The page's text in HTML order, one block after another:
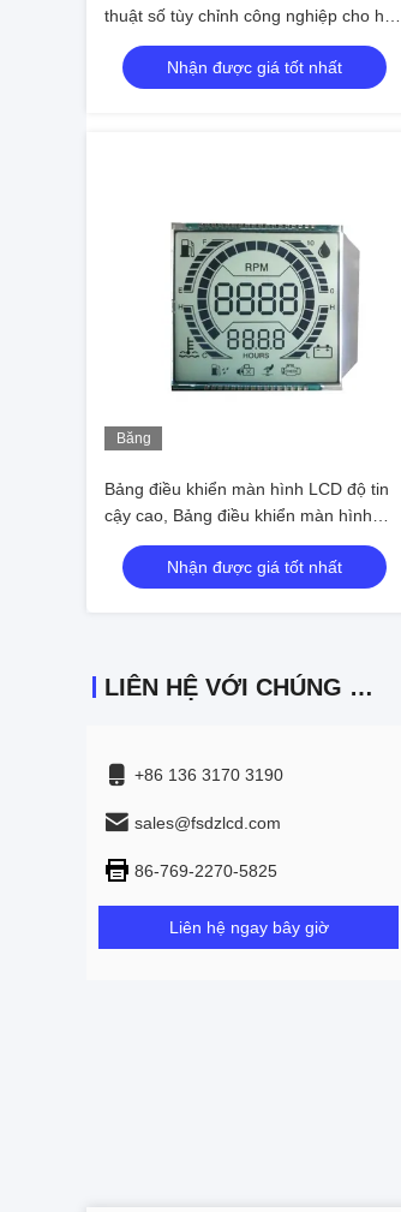
thuật số tùy chỉnh công nghiệp cho hệ
thống xe
Nhận được giá tốt nhất
Băng
Bảng điều khiển màn hình LCD độ tin
cậy cao, Bảng điều khiển màn hình
LCD STN Mini
Nhận được giá tốt nhất
LIÊN HỆ VỚI CHÚNG TÔI
+86 136 3170 3190
sales@fsdzlcd.com
86-769-2270-5825
Liên hệ ngay bây giờ